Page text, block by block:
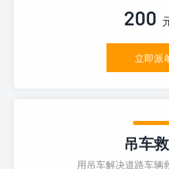
200
立即派
吊车
用吊车解决道路车辆